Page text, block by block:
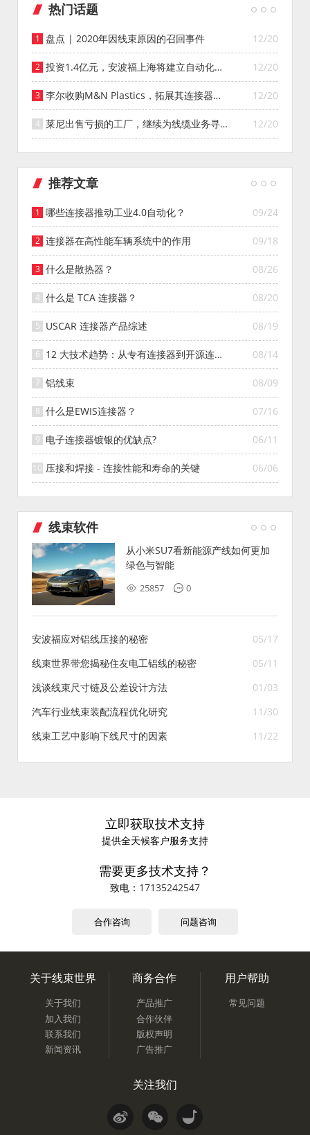
热门话题
12/20
盘点 | 2020年因线束原因的召回事件
12/20
投资1.4亿元，安波福上海将建立自动化智
能仓库
12/20
李尔收购M&N Plastics，拓展其连接器系
统业务
12/20
莱尼出售亏损的工厂，继续为线缆业务寻找
投资者
推荐文章
09/24
哪些连接器推动工业4.0自动化？
09/18
连接器在高性能车辆系统中的作用
08/26
什么是散热器？
08/20
什么是 TCA 连接器？
08/19
USCAR 连接器产品综述
08/14
12 大技术趋势：从专有连接器到开源连接
器的演变
08/09
铝线束
07/16
什么是EWIS连接器？
06/11
电子连接器镀银的优缺点?
06/06
压接和焊接 - 连接性能和寿命的关键
线束软件
从小米SU7看新能源产线如何更加
绿色与智能
25857 0
05/17
安波福应对铝线压接的秘密
05/11
线束世界带您揭秘住友电工铝线的秘密
01/03
浅谈线束尺寸链及公差设计方法
11/30
汽车行业线束装配流程优化研究
11/22
线束工艺中影响下线尺寸的因素
立即获取技术支持
提供全天候客户服务支持
需要更多技术支持？
致电： 17135242547
合作咨询 问题咨询
关于线束世界
关于我们
加入我们
联系我们
新闻资讯
商务合作
产品推广
合作伙伴
版权声明
广告推广
用户帮助
常见问题
关注我们